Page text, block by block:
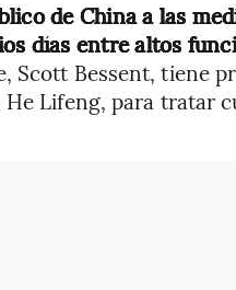
de China a las
días entre altos
Scott Bessent, tiene
Lifeng, para tratar